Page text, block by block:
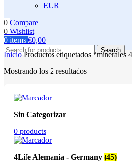
EUR
0 Compare
0 Wishlist
0 items €0,00
Search
InicioProductos etiquetados “minerales
Mostrando los 2 resultados
Sin Categorizar
0 products
4Life Alemania - Germany (45)